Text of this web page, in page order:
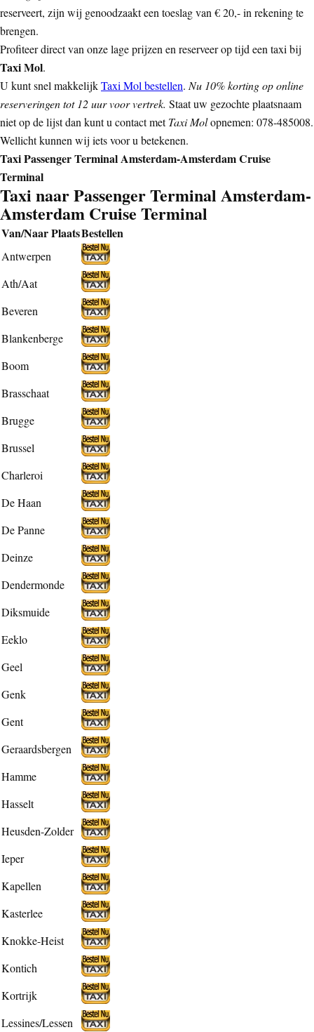
reserveert, zijn wij genoodzaakt een toeslag van € 20,- in rekening te
brengen.
Profiteer direct van onze lage prijzen en reserveer op tijd een taxi bij
Taxi Mol.
U kunt snel makkelijkTaxi Mol bestellen. Nu 10% korting op online
reserveringen tot 12 uur voor vertrek. Staat uw gezochte plaatsnaam
niet op de lijst dan kunt u contact metTaxi Molopnemen: 078-485008.
Wellicht kunnen wij iets voor u betekenen.
Taxi Passenger Terminal Amsterdam-Amsterdam Cruise
Terminal
Taxi naar Passenger Terminal Amsterdam-
Amsterdam Cruise Terminal
Van/Naar PlaatsBestellen
Antwerpen
Ath/Aat
Beveren
Blankenberge
Boom
Brasschaat
Brugge
Brussel
Charleroi
De Haan
De Panne
Deinze
Dendermonde
Diksmuide
Eeklo
Geel
Genk
Gent
Geraardsbergen
Hamme
Hasselt
Heusden-Zolder
Ieper
Kapellen
Kasterlee
Knokke-Heist
Kontich
Kortrijk
Lessines/Lessen